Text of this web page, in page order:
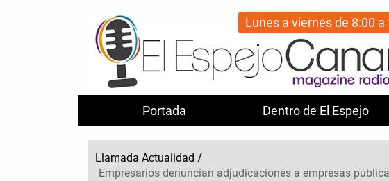
Portada Dentro de El Espejo
Lunes a viernes de 8:00 a
Llamada Actualidad /
Empresarios denuncian adjudicaciones a empresas